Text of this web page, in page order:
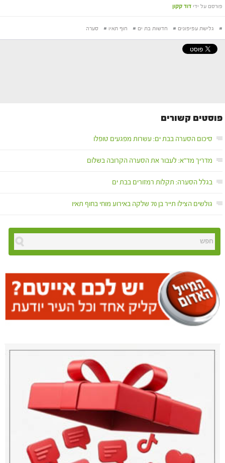
פורסם על ידי דוד קקון
# גלישת עפיפונים # חדשות בת ים # חוף תאיו # סערה
פוסטים קשורים
סיכום הסערה בבת ים: עשרות מפגעים טופלו
מדריך מד"א: לעבור את הסערה הקרובה בשלום
בגלל הסערה: תקלות רמזורים בבת ים
גולשים הצילו תייר בן 70 שלקה באירוע מוחי בחוף תאיו